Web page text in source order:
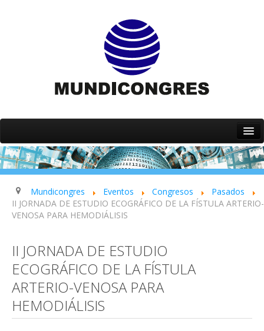
Inicio
Quiénes somos
Servicios
Eventos
Mundicongres Eventos Congresos
Pasados
II JORNADA DE ESTUDIO ECOGRÁFICO DE LA FÍSTULA ARTERIO-
VENOSA PARA HEMODIÁLISIS
II JORNADA DE ESTUDIO
ECOGRÁFICO DE LA FÍSTULA
ARTERIO-VENOSA PARA
HEMODIÁLISIS